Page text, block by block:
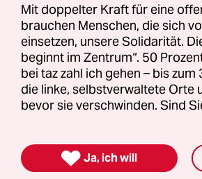
die Ak­ti­vis­t:in­nen noch
viele Anhaltspunkte bieten,
Jahr war die Gruppe
bekannt geworden.
Mit doppelter Kraft für eine
brauchen Menschen, die sich
einsetzen, unsere Solidarität.
beginnt im Zentrum“. 50
bei taz zahl ich gehen – bis
die linke, selbstverwaltete Orte
bevor sie verschwinden. Sind
 Ja, ich will